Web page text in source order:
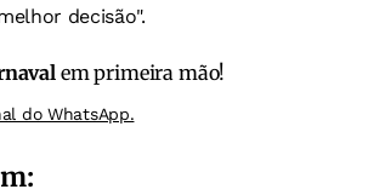
decisão".
em primeira mão!
do WhatsApp.